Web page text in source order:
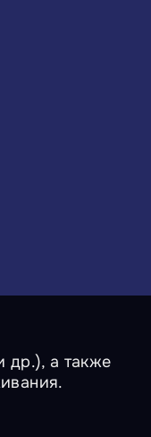
др.), а также